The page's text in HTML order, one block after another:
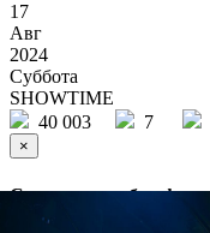
17
Авг
2024
Суббота
SHOWTIME
40 003
7
×
Ссылка на отбор фото